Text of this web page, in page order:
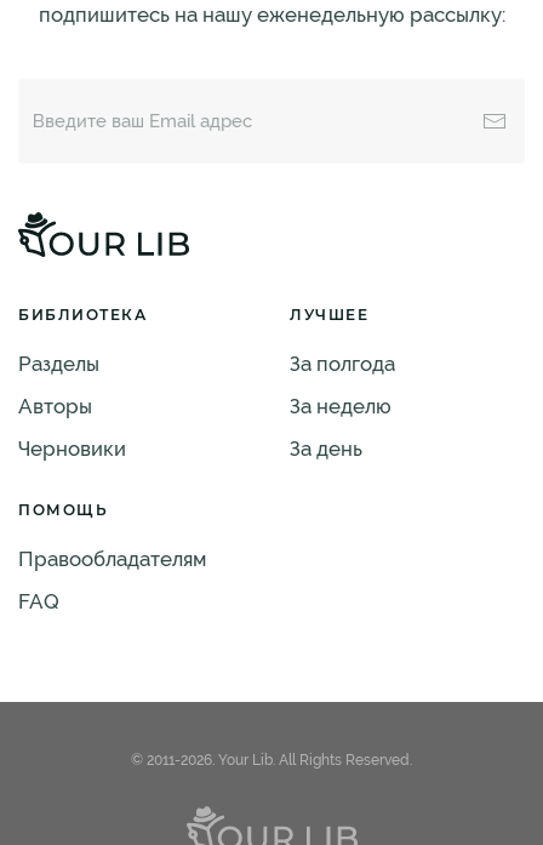
подпишитесь на нашу еженедельную рассылку:
БИБЛИОТЕКА
Разделы
Авторы
Черновики
ЛУЧШЕЕ
За полгода
За неделю
За день
ПОМОЩЬ
Правообладателям
FAQ
© 2011-2026. Your Lib. All Rights Reserved.